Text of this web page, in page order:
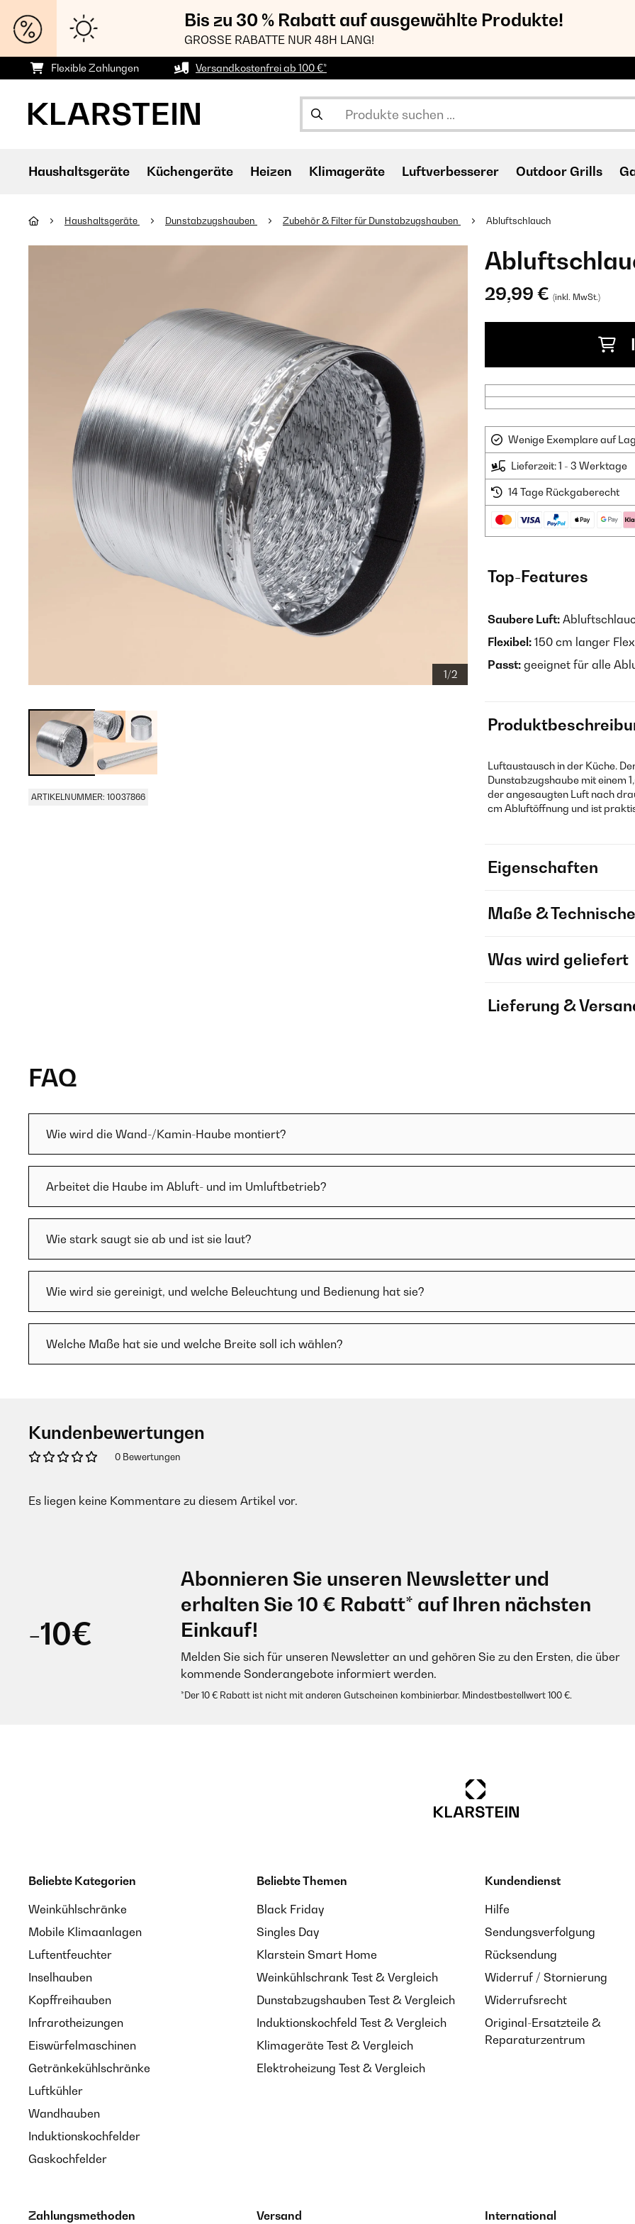
Bis zu 30 % Rabatt auf ausgewählte Produkte!
GROSSE RABATTE NUR 48H LANG!
Flexible Zahlungen Versandkostenfrei ab 100 €*
Haushaltsgeräte Küchengeräte Heizen Klimageräte Luftverbesserer Outdoor Grills
Haushaltsgeräte Dunstabzugshauben Zubehör & Filter für Dunstabzugshauben Abluftschlauch
1/2
ARTIKELNUMMER: 10037866
29,99 € (inkl. MwSt.)
Wenige Exemplare auf
Lieferzeit: 1 - 3 Werktage
14 Tage Rückgaberecht
Top-Features
Saubere Luft:
Flexibel: 150 cm langer
Passt: geeignet für alle
Luftaustausch in der Küche.
Dunstabzugshaube mit einem
der angesaugten Luft nach
cm Abluftöffnung und ist
Eigenschaften
Maße &
Was wird geliefert
Lieferung &
FAQ
Wie wird die Wand-/Kamin-Haube montiert?
Arbeitet die Haube im Abluft- und im Umluftbetrieb?
Wie stark saugt sie ab und ist sie laut?
Wie wird sie gereinigt, und welche Beleuchtung und Bedienung hat sie?
Welche Maße hat sie und welche Breite soll ich wählen?
Kundenbewertungen
0 Bewertungen
Es liegen keine Kommentare zu diesem Artikel vor.
-10€
Abonnieren Sie unseren Newsletter und
erhalten Sie 10 € Rabatt* auf Ihren nächsten
Einkauf!
Melden Sie sich für unseren Newsletter an und gehören Sie zu den Ersten, die über
kommende Sonderangebote informiert werden.
*Der 10 € Rabatt ist nicht mit anderen Gutscheinen kombinierbar. Mindestbestellwert 100 €.
Beliebte Kategorien
Weinkühlschränke
Mobile Klimaanlagen
Luftentfeuchter
Inselhauben
Kopffreihauben
Infrarotheizungen
Eiswürfelmaschinen
Getränkekühlschränke
Luftkühler
Wandhauben
Induktionskochfelder
Gaskochfelder
Beliebte Themen
Black Friday
Singles Day
Klarstein Smart Home
Weinkühlschrank Test & Vergleich
Dunstabzugshauben Test & Vergleich
Induktionskochfeld Test & Vergleich
Klimageräte Test & Vergleich
Elektroheizung Test & Vergleich
Kundendienst
Hilfe
Sendungsverfolgung
Rücksendung
Widerruf / Stornierung
Widerrufsrecht
Original-Ersatzteile &
Reparaturzentrum
Zahlungsmethoden Versand International